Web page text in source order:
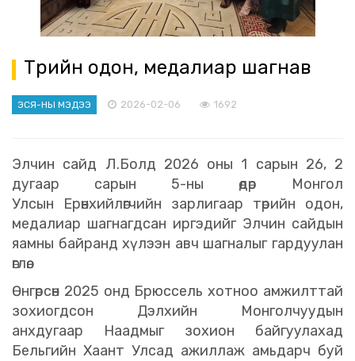
Төрийн одон, медалиар шагнав
ЭСЯ-НЫ МЭДЭЭ 2026-02-06 1692
Элчин сайд Л.Болд 2026 оны 1 сарын 26, 2
дугаар сарын 5-ны өдөр Монгол
Улсын Ерөнхийлөгчийн зарлигаар төрийн одон,
медалиар шагнагдсан иргэдийг Элчин сайдын
яамны байранд хүлээн авч шагналыг гардуулан
өглөө.
Өнгөрсөн 2025 онд Брюссель хотноо амжилттай
зохиогдсон Дэлхийн Монголчуудын
анхдугаар Наадмыг зохион байгуулахад
Бельгийн Хаант Улсад ажиллаж амьдарч буй